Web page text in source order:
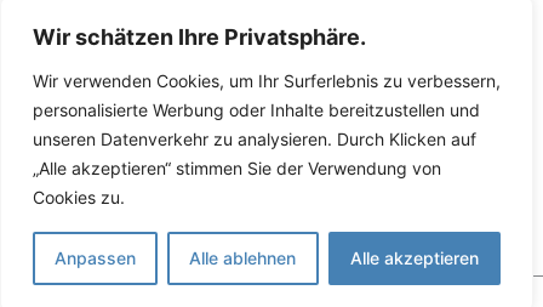
Wir schätzen Ihre Privatsphäre.
Wir verwenden Cookies, um Ihr Surferlebnis zu verbessern,
personalisierte Werbung oder Inhalte bereitzustellen und
unseren Datenverkehr zu analysieren. Durch Klicken auf
„Alle akzeptieren“ stimmen Sie der Verwendung von
Cookies zu.
Anpassen Alle ablehnen Alle akzeptieren
Bohl 6
Postfach 445
9000 St.Gallen
info@seegrund.ch
AGB
Kontakt